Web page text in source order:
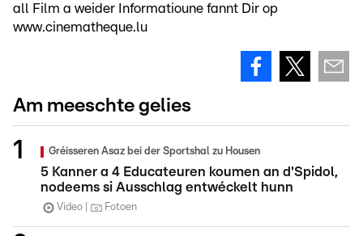
all Film a weider Informatioune fannt Dir op
www.cinematheque.lu
Am meeschte gelies
Gréisseren Asaz bei der Sportshal zu Housen
5 Kanner a 4 Educateuren koumen an d'Spidol,
nodeems si Ausschlag entwéckelt hunn
Video Fotoen